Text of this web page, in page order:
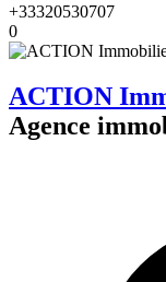
+33320530707
0
ACTION
Agence